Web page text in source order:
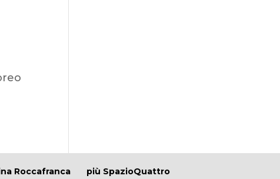
Roccafranca più SpazioQuattro